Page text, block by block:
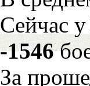
Сейчас
-1546
За